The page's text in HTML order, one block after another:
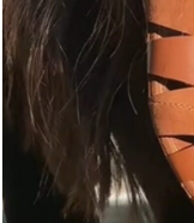
Elevate your